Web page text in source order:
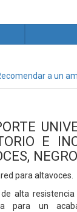
a un
E
NEGRO
para altavoces.
alta
para un